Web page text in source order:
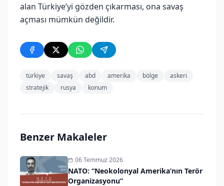
alan Türkiye’yi gözden çıkarması, ona savaş
açması mümkün değildir.
türkiye savaş abd amerika bölge
askeri
stratejik
rusya konum
Benzer Makaleler
06 Temmuz 2026
NATO: “Neokolonyal Amerika’nın Terör
Organizasyonu”